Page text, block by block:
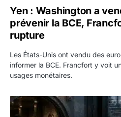
Yen : Washington a
prévenir la BCE,
rupture
Les États-Unis ont vendu des
informer la BCE. Francfort y voit
usages monétaires.
Jane Street négocie le